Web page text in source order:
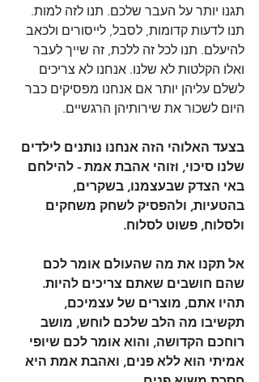
תגנו יותר על העבר שלכם. תנו לזה למות.
תנו לדעות קדומות, לסבל, לייסורים ולכאב
להיעלם. תנו לכל זה ללכת, זה שייך לעבר
ואלו הקלטות לא שלנו. אנחנו לא צריכים
לשלם עליהן יותר אם אנחנו מפסיקים כבר
היום לשכור את שירותיהן הרגשיים.
בצעד האלוהי הזה אנחנו נותנים לילדים
שלנו סיכוי, וזוהי אהבת אמת - להילחם
באי הצדק שבעצמנו, בשקרים,
בהטעיות, ולהפסיק לשחק משחקים
ולסלוח, פשוט לסלוח.
אל תקנו את מה שהעולם אומר לכם
שהם חושבים שאתם צריכים להיות.
תהיו אתם, מוצרים של עצמיכם,
תקשיבו מה הלב שלכם לוחש, מושב
רוחכם הקדושה, והוא אומר לכם שיופי
אמיתי הוא ללא פנים, ואהבת אמת היא